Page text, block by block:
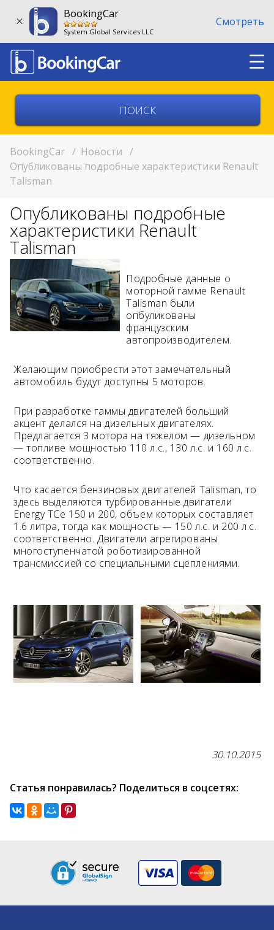
BookingCar
System Global Services LLC
Смотреть
Выберите город
Выберите место
Возврат в другом месте?
11:00
Возраст 25-70 лет?
Купон/промо
BookingCar / Новости /
Опубликованы подробные характеристики Renault
Talisman
Опубликованы подробные
характеристики Renault
Talisman
Подробные данные о
моторной гамме Renault
Talisman были
опбуликованы
французским
автопроизводителем.
Желающим приобрести этот замечательный
автомобиль будут доступны 5 моторов.
При разработке гаммы двигателей больший
акцент делался на дизельных двигателях.
Предлагается 3 мотора на тяжелом — дизельном
— топливе мощностью 110 л.с., 130 л.с. и 160 л.с.
соответственно.
Что касается бензиновых двигателей Talisman, то
здесь выделяются турбированные двигатели
Energy TCe 150 и 200, объем которых составляет
1.6 литра, тогда как мощность — 150 л.с. и 200 л.с.
соответственно. Двигатели агрегированы
многоступенчатой роботизированной
трансмиссией со специальными сцеплениями.
30.10.2015
Статья понравилась? Поделиться в соцсетях: